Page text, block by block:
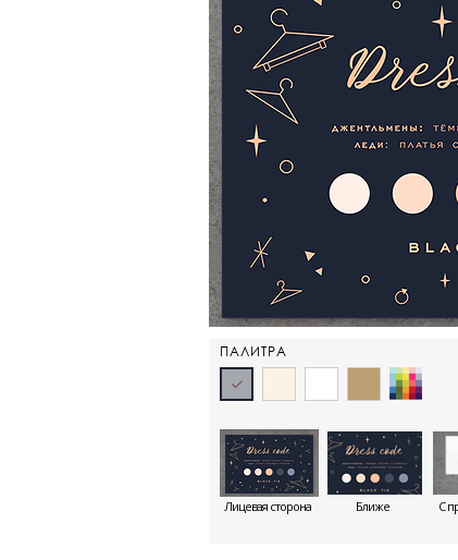
ПАЛИТРА
Лицевая сторона Ближе С